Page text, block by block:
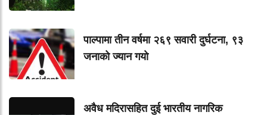
पाल्पामा तीन वर्षमा २६९ सवारी दुर्घटना, ९३
जनाको ज्यान गयाे
अवैध मदिरासहित दुई भारतीय नागरिक